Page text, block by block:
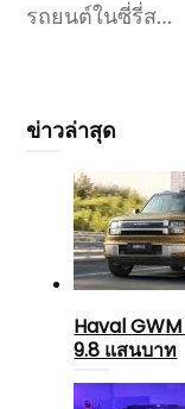
รถยนต์ในซี่รี่ส…
ข่าวล่าสุด
Haval
9.8 แสนบาท